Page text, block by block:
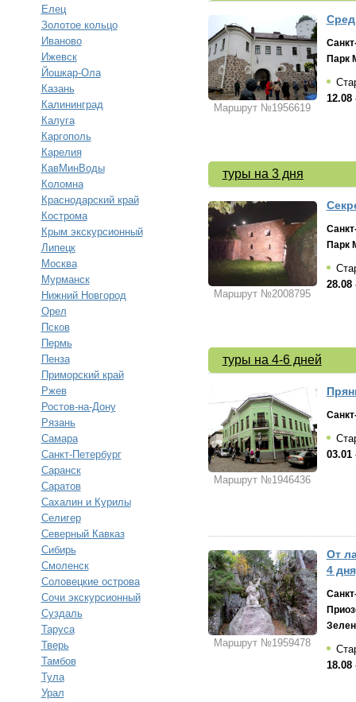
Елец
Золотое кольцо
Иваново
Ижевск
Йошкар-Ола
Казань
Калининград
Калуга
Каргополь
Карелия
КавМинВоды
Коломна
Краснодарский край
Кострома
Крым экскурсионный
Липецк
Москва
Мурманск
Нижний Новгород
Орел
Псков
Пермь
Пенза
Приморский край
Ржев
Ростов-на-Дону
Рязань
Самара
Санкт-Петербург
Саранск
Саратов
Сахалин и Курилы
Селигер
Северный Кавказ
Сибирь
Смоленск
Соловецкие острова
Сочи экскурсионный
Суздаль
Таруса
Тверь
Тамбов
Тула
Урал
Маршрут №1956619
Парк
12.08
туры на 3 дня
Маршрут №2008795
Парк
28.08
туры на 4-6 дней
Маршрут №1946436
03.01
Маршрут №1959478
От
4
18.08